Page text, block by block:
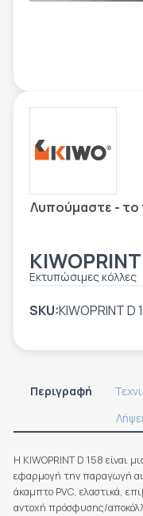
ΚΑΤΑ ΠΑΡΑΓΓΕΛΊΑ
Λυπούμαστε - το
Εκτυπώσιμες κόλλες
SKU:KIWOPRINT D
Περιγραφή
Η KIWOPRINT D 158 είναι
εφαρμογή την παραγωγή
άκαμπτο PVC, ελαστικά,
αντοχή πρόσφυσης/